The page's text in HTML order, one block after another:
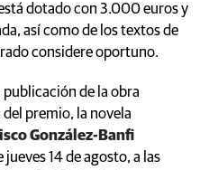
dotado con 3.000 euros y
así como de los textos de
considere oportuno.
de la obra
premio, la novela
González-Banfi
14 de agosto, a las